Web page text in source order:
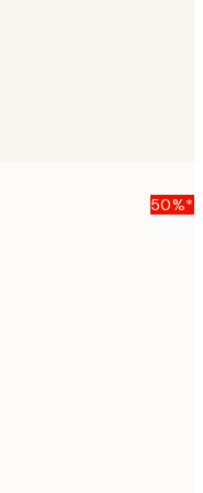
50%*